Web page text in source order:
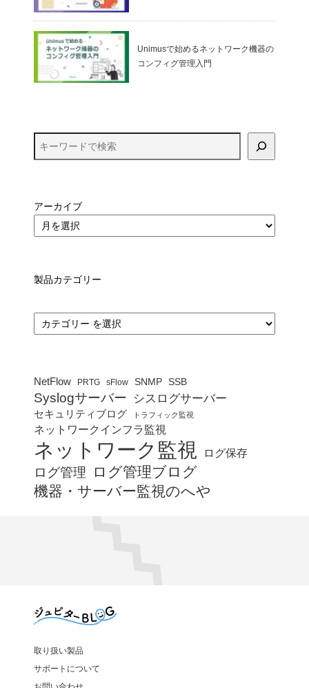
Unimusで始めるネットワーク機器の
コンフィグ管理入門
アーカイブ
製品カテゴリー
カ
テ
ゴ
NetFlow PRTG sFlow SNMP SSB
Syslogサーバー シスログサーバー
セキュリティブログ トラフィック監視
ネットワークインフラ監視
ネットワーク監視 ログ保存
ログ管理
ログ管理ブログ
機器・サーバー監視のへや
取り扱い製品
サポートについて